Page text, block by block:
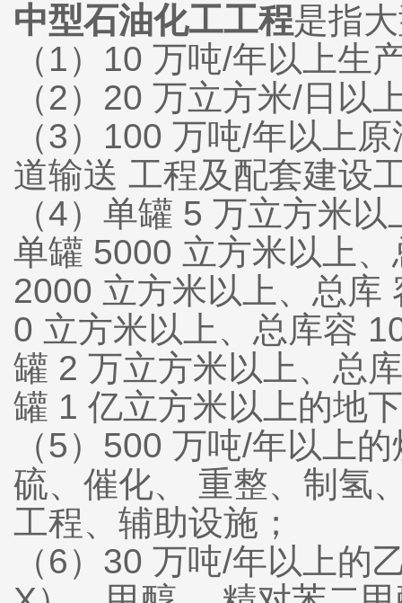
中型石油化工工程是指
（1）10 万吨/年以上生
（2）20 万立方米/日以
（3）100 万吨/年以上
道输送 工程及配套建设
（4）单罐 5 万立方米
单罐 5000 立方米以上
2000 立方米以上、总库
0 立方米以上、总库容
罐 2 万立方米以上、总
罐 1 亿立方米以上的地
（5）500 万吨/年以上
硫、催化、 重整、制氢
工程、辅助设施；
（6）30 万吨/年以上的